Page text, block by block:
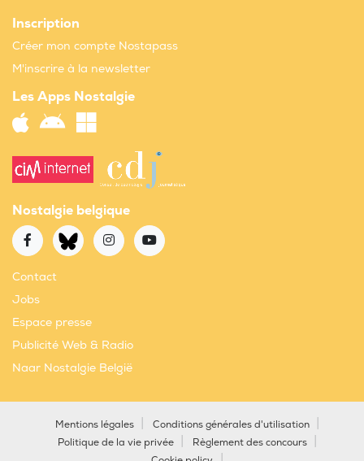
Inscription
Créer mon compte Nostapass
M'inscrire à la newsletter
Les Apps Nostalgie
Nostalgie belgique
Contact
Jobs
Espace presse
Publicité Web & Radio
Naar Nostalgie België
Mentions légales
Conditions générales d'utilisation
Politique de la vie privée
Règlement des concours